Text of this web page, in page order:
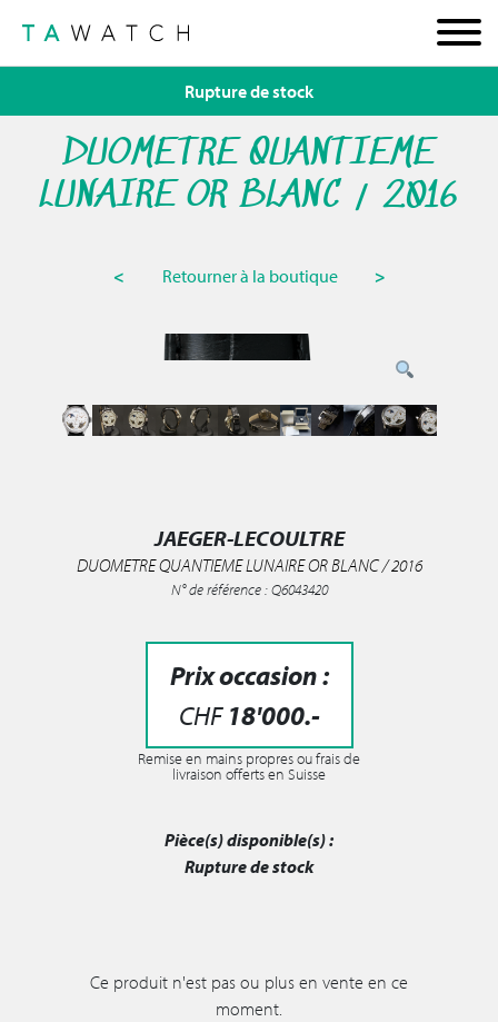
DUOMETRE QUANTIEME
LUNAIRE OR BLANC / 2016
< Retourner à la boutique >
JAEGER-LECOULTRE
DUOMETRE QUANTIEME LUNAIRE OR BLANC / 2016
N° de référence : Q6043420
Prix occasion :
CHF18'000.-
Remise en mains propres ou frais de
livraison offerts en Suisse
Pièce(s) disponible(s) :
Rupture de stock
Rupture de stock
Ce produit n'est pas ou plus en vente en ce
moment.